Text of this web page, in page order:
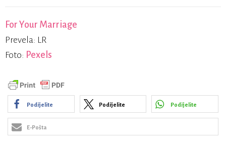
For Your Marriage
Prevela: LR
Foto: Pexels
Podijelite Podijelite Podijelite
E-Pošta